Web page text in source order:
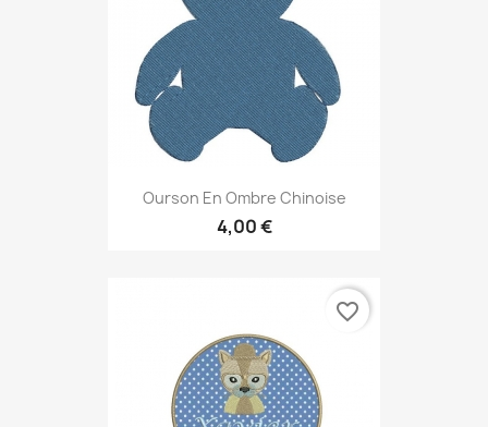
Ourson En Ombre Chinoise
4,00 €
favorite_border